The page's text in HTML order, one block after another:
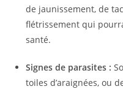
de jaunissement, de
flétrissement qui
santé.
Signes de parasites :
toiles d’araignées, ou